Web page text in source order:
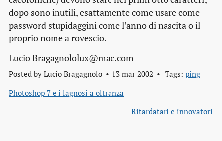
dopo sono inutili, esattamente come usare come
password stupidaggini come l’anno di nascita o il
proprio nome a rovescio.
Lucio Bragagnololux@mac.com
Posted by Lucio Bragagnolo 13 mar 2002 Tags: ping
Photoshop 7 e i lagnosi a oltranza
Ritardatari e innovatori